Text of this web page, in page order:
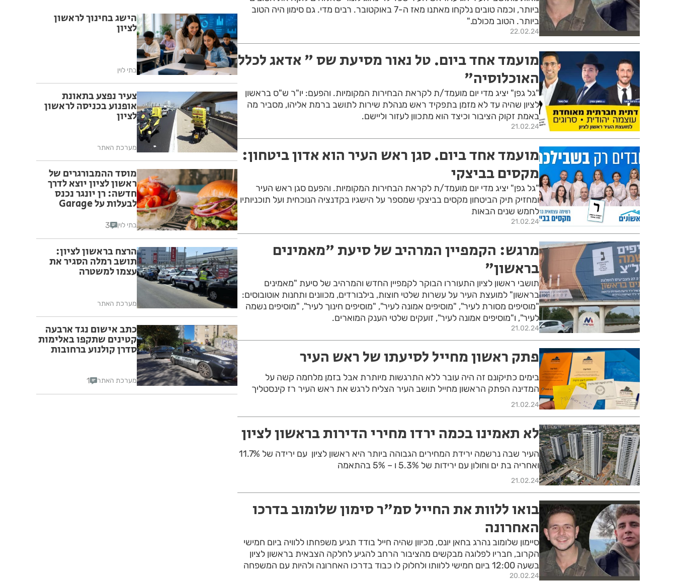
ביותר, וכמה טובים נלקחו מאתנו מאז ה-7 באוקטובר. רבים מדי. גם סימון היה הטוב
ביותר. הטוב מכולם."
22.02.24
מועמד אחד ביום. טל נאור מסיעת שס " אדאג לכלל
האוכלוסיה"
"גל גפן" יציג מדי יום מועמד/ת לקראת הבחירות המקומיות. והפעם: יו"ר ש"ס בראשון
לציון שהיה עד לא מזמן בתפקיד ראש מנהלת שירות לתושב ברמת אליהו, מסביר מה
באמת זקוק הציבור וכיצד הוא מתכוון לעזור וליישם.
21.02.24
מועמד אחד ביום. סגן ראש העיר הוא אדון ביטחון:
מקסים בביצקי
"גל גפן" יציג מדי יום מועמד/ת לקראת הבחירות המקומיות. והפעם סגן ראש העיר
ומחזיק תיק הביטחון מקסים בביצקי שמספר על הישגיו בקדנציה הנוכחית ועל תוכניותיו
לחמש שנים הבאות
21.02.24
מרגש: הקמפיין המרהיב של סיעת "מאמינים
בראשון"
תושבי ראשון לציון התעוררו הבוקר לקמפיין החדש והמרהיב של סיעת "מאמינים
בראשון" למועצת העיר על עשרות שלטי חוצות, בילבורדים, מכוונים ותחנות אוטובוסים:
"מוסיפים מסורת לעיר", "מוסיפים אמונה לעיר", "מוסיפים חינוך לעיר", "מוסיפים נשמה
לעיר", ו"מוסיפים אמונה לעיר", זועקים שלטי הענק המוארים.
21.02.24
פתק ראשון מחייל לסיעתו של ראש העיר
בימים כתיקונם זה היה עובר ללא התרגשות מיותרת אבל בזמן מלחמה קשה על
המדינה הפתק הראשון מחייל תושב העיר הצליח לרגש את ראש העיר רז קינסטליך
21.02.24
לא תאמינו בכמה ירדו מחירי הדירות בראשון לציון
העיר שבה נרשמה ירידת המחירים הגבוהה ביותר היא ראשון לציון עם ירידה של 11.7%
ואחריה בת ים וחולון עם ירידות של 5.3% ו – 5% בהתאמה
21.02.24
בואו ללוות את החייל סמ"ר סימון שלומוב בדרכו
האחרונה
סיימון שלומוב נהרג בחאן יונס, מכיוון שהיה חייל בודד תגיע משפחתו ללוויה ביום חמישי
הקרוב, חבריו לפלוגה מבקשים מהציבור הרחב להגיע לחלקה הצבאית בראשון לציון
בשעה 12:00 ביום חמישי ללוותו ולחלוק לו כבוד בדרכו האחרונה ולהיות עם המשפחה
20.02.24
הישג בחינוך לראשון
לציון
בתי לוין
צעיר נפצע בתאונת
אופנוע בכניסה לראשון
לציון
מערכת האתר
מוסד ההמבורגרים של
ראשון לציון יוצא לדרך
חדשה: רן יונגר נכנס
לבעלות על Garage
בתי לוין 3
הרצח בראשון לציון:
תושב רמלה הסגיר את
עצמו למשטרה
מערכת האתר
כתב אישום נגד ארבעה
קטינים שתקפו באלימות
סדרן קולנוע ברחובות
מערכת האתר 1